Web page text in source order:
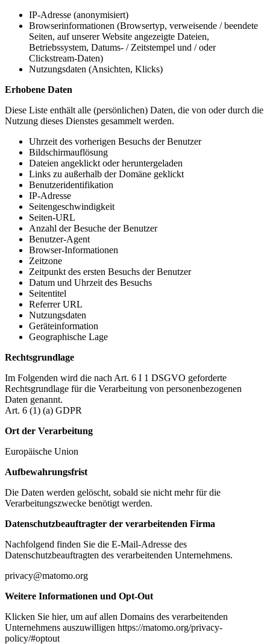
IP-Adresse (anonymisiert)
Browserinformationen (Browsertyp, verweisende / beendete
Seiten, auf unserer Website angezeigte Dateien,
Betriebssystem, Datums- / Zeitstempel und / oder
Clickstream-Daten)
Nutzungsdaten (Ansichten, Klicks)
Erhobene Daten
Diese Liste enthält alle (persönlichen) Daten, die von oder durch die
Nutzung dieses Dienstes gesammelt werden.
Uhrzeit des vorherigen Besuchs der Benutzer
Bildschirmauflösung
Dateien angeklickt oder heruntergeladen
Links zu außerhalb der Domäne geklickt
Benutzeridentifikation
IP-Adresse
Seitengeschwindigkeit
Seiten-URL
Anzahl der Besuche der Benutzer
Benutzer-Agent
Browser-Informationen
Zeitzone
Zeitpunkt des ersten Besuchs der Benutzer
Datum und Uhrzeit des Besuchs
Seitentitel
Referrer URL
Nutzungsdaten
Geräteinformation
Geographische Lage
Rechtsgrundlage
Im Folgenden wird die nach Art. 6 I 1 DSGVO geforderte
Rechtsgrundlage für die Verarbeitung von personenbezogenen
Daten genannt.
Art. 6 (1) (a) GDPR
Ort der Verarbeitung
Europäische Union
Aufbewahrungsfrist
Die Daten werden gelöscht, sobald sie nicht mehr für die
Verarbeitungszwecke benötigt werden.
Datenschutzbeauftragter der verarbeitenden Firma
Nachfolgend finden Sie die E-Mail-Adresse des
Datenschutzbeauftragten des verarbeitenden Unternehmens.
privacy@matomo.org
Weitere Informationen und Opt-Out
Klicken Sie hier, um auf allen Domains des verarbeitenden
Unternehmens auszuwilligen https://matomo.org/privacy-
policy/#optout